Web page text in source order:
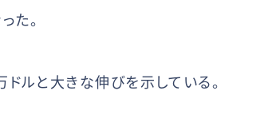
た。
と大きな伸びを示している。